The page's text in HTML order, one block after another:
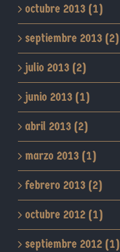
octubre 2013 (1)
septiembre 2013 (2)
julio 2013 (2)
junio 2013 (1)
abril 2013 (2)
marzo 2013 (1)
febrero 2013 (2)
octubre 2012 (1)
septiembre 2012 (1)